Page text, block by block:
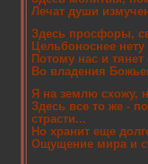
Лечат души
Здесь просфоры,
Цельбоноснее нету
Потому нас и
Во владения
Я на землю схожу,
Здесь все то же -
страсти...
Но хранит еще
Ощущение мира и